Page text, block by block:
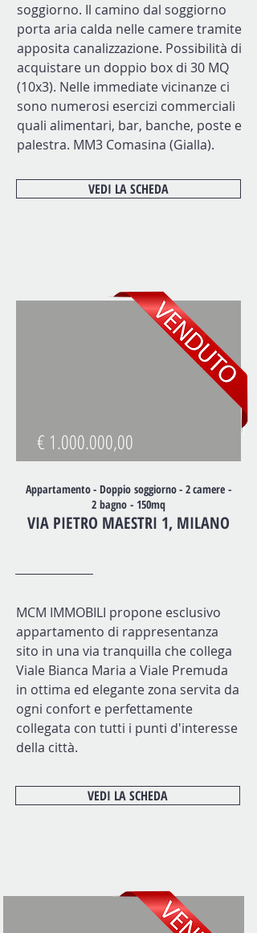
soggiorno. Il camino dal soggiorno
porta aria calda nelle camere tramite
apposita canalizzazione. Possibilità di
acquistare un doppio box di 30 MQ
(10x3). Nelle immediate vicinanze ci
sono numerosi esercizi commerciali
quali alimentari, bar, banche, poste e
palestra. MM3 Comasina (Gialla).
VEDI LA SCHEDA
€ 1.000.000,00
Appartamento - Doppio soggiorno - 2 camere -
2 bagno - 150mq
VIA PIETRO MAESTRI 1, MILANO
MCM IMMOBILI propone esclusivo
appartamento di rappresentanza
sito in una via tranquilla che collega
Viale Bianca Maria a Viale Premuda
in ottima ed elegante zona servita da
ogni confort e perfettamente
collegata con tutti i punti d'interesse
della città.
VEDI LA SCHEDA